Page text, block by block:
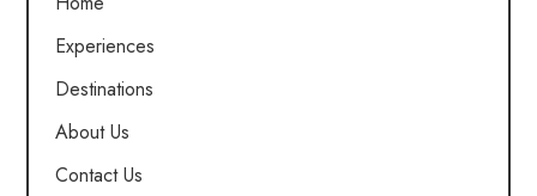
Experiences
Destinations
About Us
Contact Us